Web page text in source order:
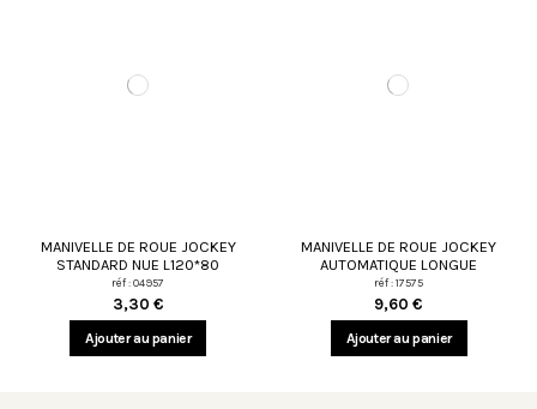
MANIVELLE DE ROUE JOCKEY
STANDARD NUE L120*80
réf : 04957
3,30 €
Ajouter au panier
MANIVELLE DE ROUE JOCKEY
AUTOMATIQUE LONGUE
réf : 17575
9,60 €
Ajouter au panier